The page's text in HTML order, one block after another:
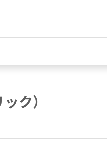
ク）